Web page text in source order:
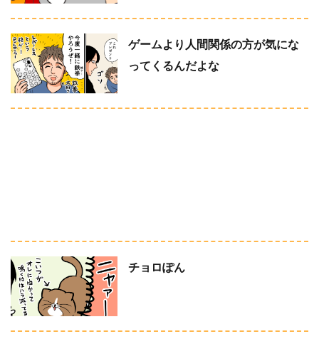
ゲームより人間関係の方が気にな
ってくるんだよな
チョロぽん